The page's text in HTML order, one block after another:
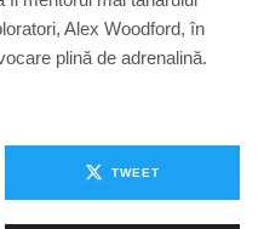
Alex Woodford, în
plină de adrenalină.
TWEET